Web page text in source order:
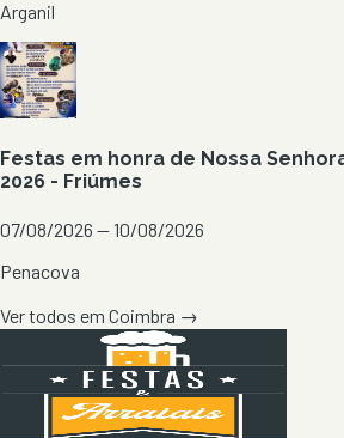
Arganil
Festas em honra de Nossa
2026 - Friúmes
07/08/2026 — 10/08/2026
Penacova
Ver todos em Coimbra →